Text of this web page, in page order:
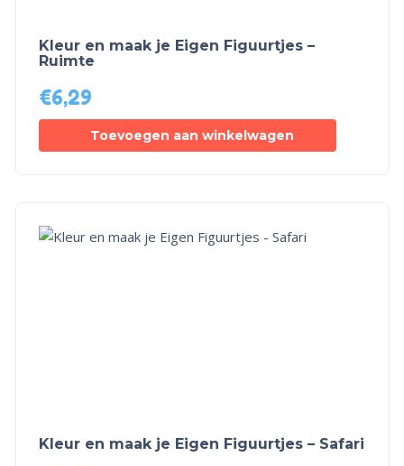
Kleur en maak je Eigen Figuurtjes –
Ruimte
€6,29
Toevoegen aan winkelwagen
Kleur en maak je Eigen Figuurtjes – Safari